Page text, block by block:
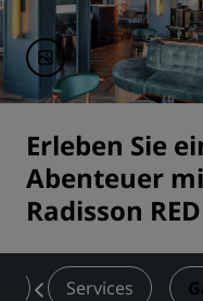
Erleben Sie
Abenteuer
Radisson
Services